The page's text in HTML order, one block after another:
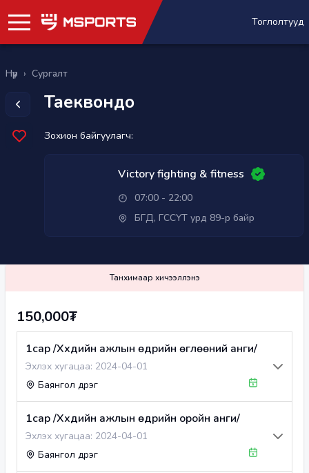
Тоглолтууд
Нүүр › Сургалт
Таеквондо
Зохион байгуулагч:
Victory fighting & fitness
07:00 - 22:00
БГД, ГССҮТ урд 89-р байр
Танхимаар хичээллэнэ
150,000₮
1сар /Хүүхдийн ажлын өдрийн өглөөний анги/
Эхлэх хугацаа: 2024-04-01
Баянгол дүүрэг
1сар /Хүүхдийн ажлын өдрийн оройн анги/
Эхлэх хугацаа: 2024-04-01
Баянгол дүүрэг